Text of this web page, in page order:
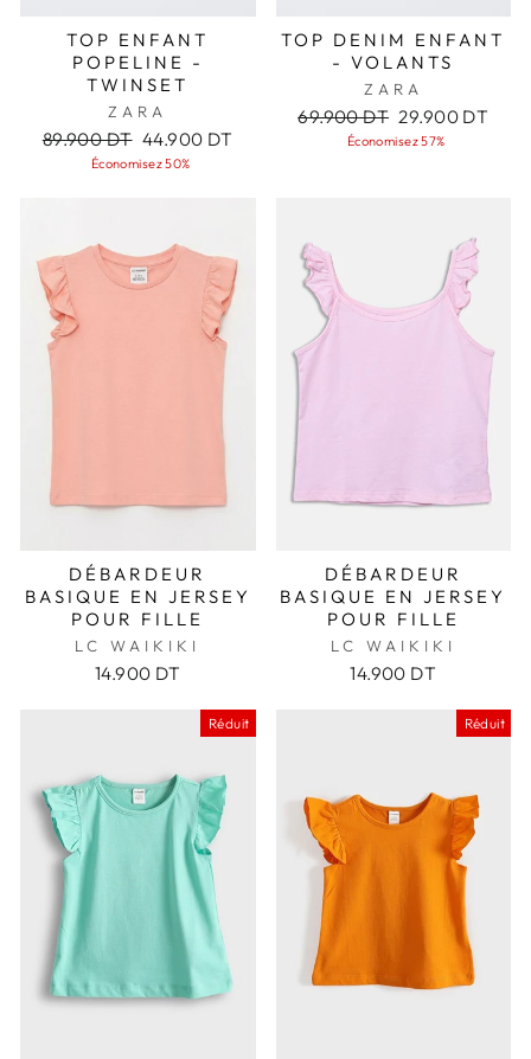
TOP ENFANT
POPELINE -
TWINSET
ZARA
Prix
régulier
89.900 DT Prix
réduit
44.900 DT
Économisez 50%
TOP DENIM ENFANT
- VOLANTS
ZARA
Prix
régulier
69.900 DT Prix
réduit
29.900 DT
Économisez 57%
DÉBARDEUR
BASIQUE EN JERSEY
POUR FILLE
LC WAIKIKI
14.900 DT
DÉBARDEUR
BASIQUE EN JERSEY
POUR FILLE
LC WAIKIKI
14.900 DT
Réduit Réduit